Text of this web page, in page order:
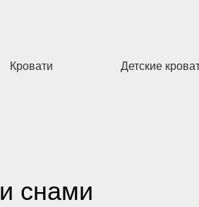
Кровати Детские
снами